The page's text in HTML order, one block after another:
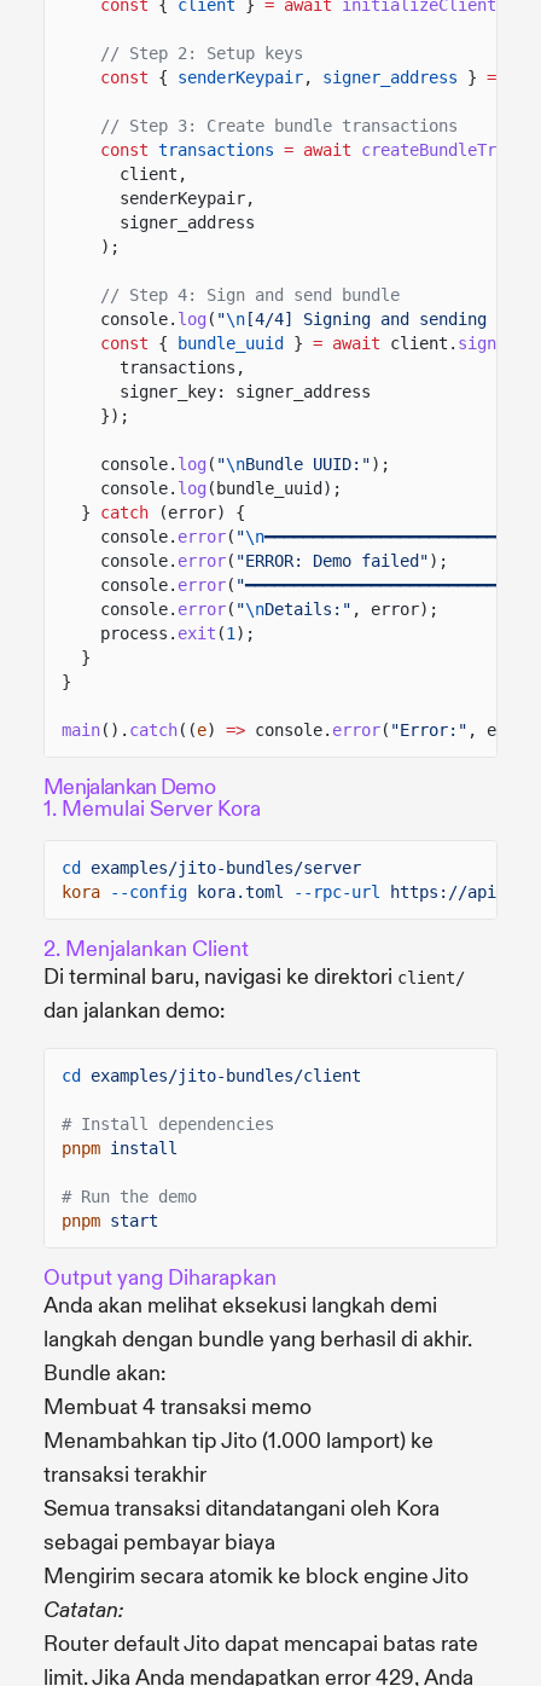
const { client } = await initializeClients
// Step 2: Setup keys
const
{ senderKeypair, signer_address } =
// Step 3: Create bundle transactions
const transactions = await
client,
senderKeypair,
signer_address
);
// Step 4: Sign and send bundle
console. log ( "\n [4/4] Signing and sending
const
{ bundle_uuid } = await client.
transactions,
signer_key: signer_address
});
console. log ( "\nBundle UUID:");
console. log (bundle_uuid);
}
catch
(error) {
console. error( "\n
console. error( "ERROR: Demo failed");
console. error(
console. error( "\nDetails:" , error);
process. exit (1 );
}
}
main(). catch((e) => console. error( "Error:" , e));
Menjalankan Demo
1. Memulai Server Kora
cd
examples/jito-bundles/server
kora
--config kora.toml --rpc-url https://
2. Menjalankan Client
Di terminal baru, navigasi ke direktori client/
dan jalankan demo:
cd examples/jito-bundles/client
# Install dependencies
pnpm install
# Run the demo
pnpm start
Output yang Diharapkan
Anda akan melihat eksekusi langkah demi
langkah dengan bundle yang berhasil di akhir.
Bundle akan:
Membuat 4 transaksi memo
Menambahkan tip Jito (1.000 lamport) ke
transaksi terakhir
Semua transaksi ditandatangani oleh Kora
sebagai pembayar biaya
Mengirim secara atomik ke block engine Jito
Catatan:
Router default Jito dapat mencapai batas rate
limit. Jika Anda mendapatkan error 429, Anda